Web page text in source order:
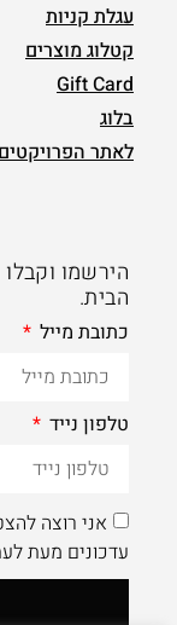
עגלת קניות
קטלוג מוצרים
Gift Card
בלוג
לאתר הפרויקטים
הירשמו
הבית.
כתובת מייל
טלפון נייד
אני רוצה
עדכונים מעת